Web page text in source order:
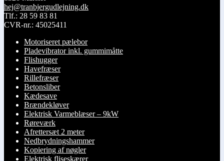
hej@tranbjergudlejning.dk
Tlf.: 28 59 83 81
CVR-nr.: 45025411
Motoriseret pælebor
Pladevibrator inkl. gummimåtte
Flishugger
Havefræser
Rillefræser
Betonsliber
Kædesave
Brændekløver
Elektrisk Varmeblæser – 9kW
Røreværk
Afrettersæt 2 meter
Nedbrydningshammer
Kopiering af nøgler
Elektrisk fliseskærer